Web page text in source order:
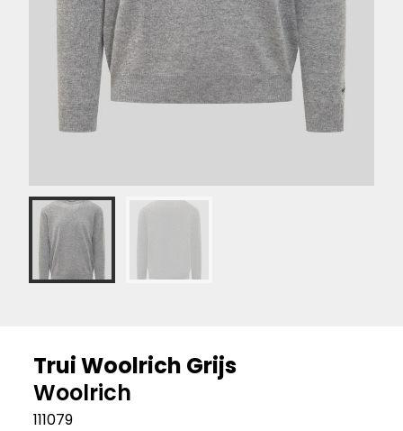
Trui Woolrich Grijs
Woolrich
111079